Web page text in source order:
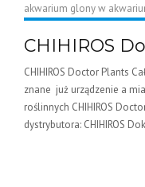
CHIHIROS
CHIHIROS Doctor Plants
znane już urządzenie a
roślinnych CHIHIROS
dystrybutora: CHIHIROS